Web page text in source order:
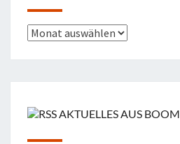
Archiv
AKTUELLES AUS BOOM